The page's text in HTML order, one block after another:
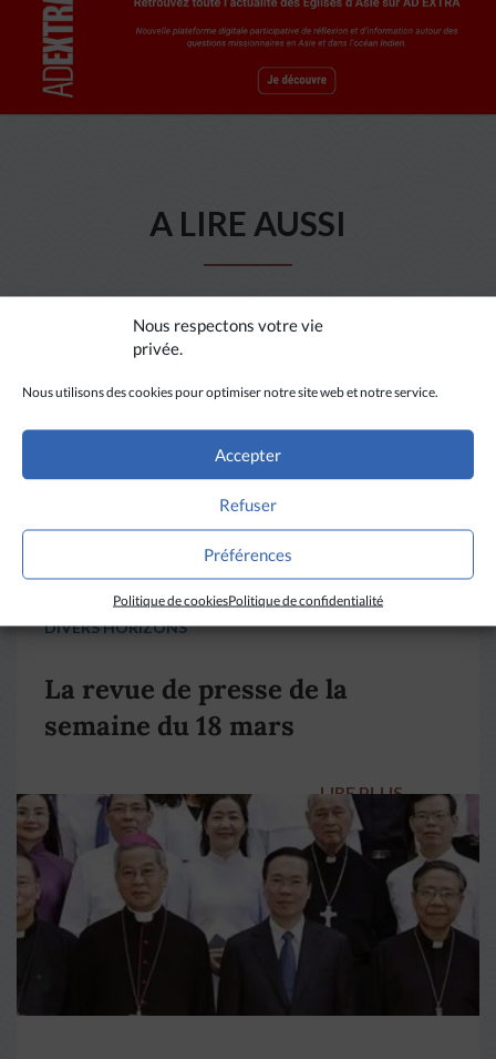
Nous respectons votre vie
privée.
Nous utilisons des cookies pour optimiser notre site web et notre service.
Accepter
Refuser
Préférences
Politique de cookiesPolitique de confidentialité
A LIRE AUSSI
DIVERS HORIZONS
La revue de presse de la
semaine du 18 mars
LIRE PLUS →